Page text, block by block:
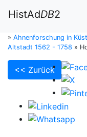
HistAdDB2
» Ahnenforschung in
Altstadt 1562 - 1758 »
<< Zurück